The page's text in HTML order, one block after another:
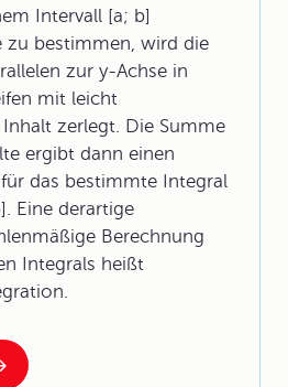
Intervall [a; b]
zu bestimmen, wird die
zur y-Achse in
mit leicht
zerlegt. Die Summe
ergibt dann einen
das bestimmte Integral
Eine derartige
Berechnung
Integrals heißt